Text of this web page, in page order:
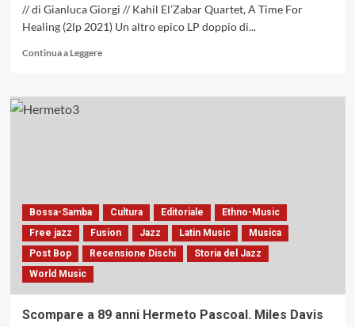
// di Gianluca Giorgi // Kahil El’Zabar Quartet, A Time For
Healing (2lp 2021) Un altro epico LP doppio di...
Continua a LeggereLeggi
su
Bossa-Samba Cultura Editoriale
Ethno-Music
Free jazz
Fusion Jazz Latin Music
Musica
Post Bop
Recensione Dischi
Storia del Jazz
World Music
Scompare a 89 anni Hermeto Pascoal. Miles Davis